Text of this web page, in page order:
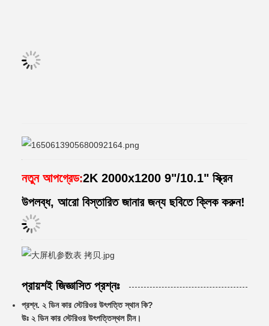
নতুন আপগ্রেড:2K 2000x1200 9"/10.1" স্ক্রিন
উপলব্ধ, আরো বিস্তারিত জানার জন্য ছবিতে ক্লিক করুন!
প্রায়শই জিজ্ঞাসিত প্রশ্নঃ
প্রশ্ন. ২ ডিন কার স্টেরিওর উৎপত্তি স্থান কি?
উঃ ২ ডিন কার স্টেরিওর উৎপত্তিস্থল চীন।